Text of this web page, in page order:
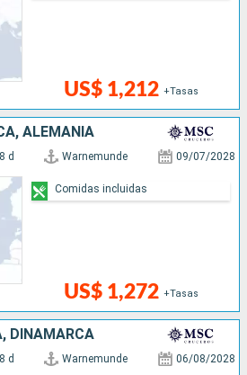
US$ 1,212 +Tasas
ALEMANIA
8 d Warnemunde 09/07/2028
US$ 1,272 +Tasas
Comidas incluidas
DINAMARCA
8 d Warnemunde 06/08/2028